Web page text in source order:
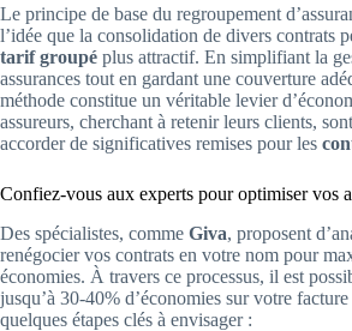
Le principe de base du regroupement
l’idée que la consolidation de divers contrats
tarif groupé plus attractif. En simplifiant la
assurances tout en gardant une couverture
méthode constitue un véritable levier
assureurs, cherchant à retenir leurs clients,
accorder de significatives remises pour les
Confiez-vous aux experts pour optimiser vos
Des spécialistes, comme Giva, proposent
renégocier vos contrats en votre nom pour
économies. À travers ce processus, il est
jusqu’à 30-40% d’économies sur votre
quelques étapes clés à envisager :